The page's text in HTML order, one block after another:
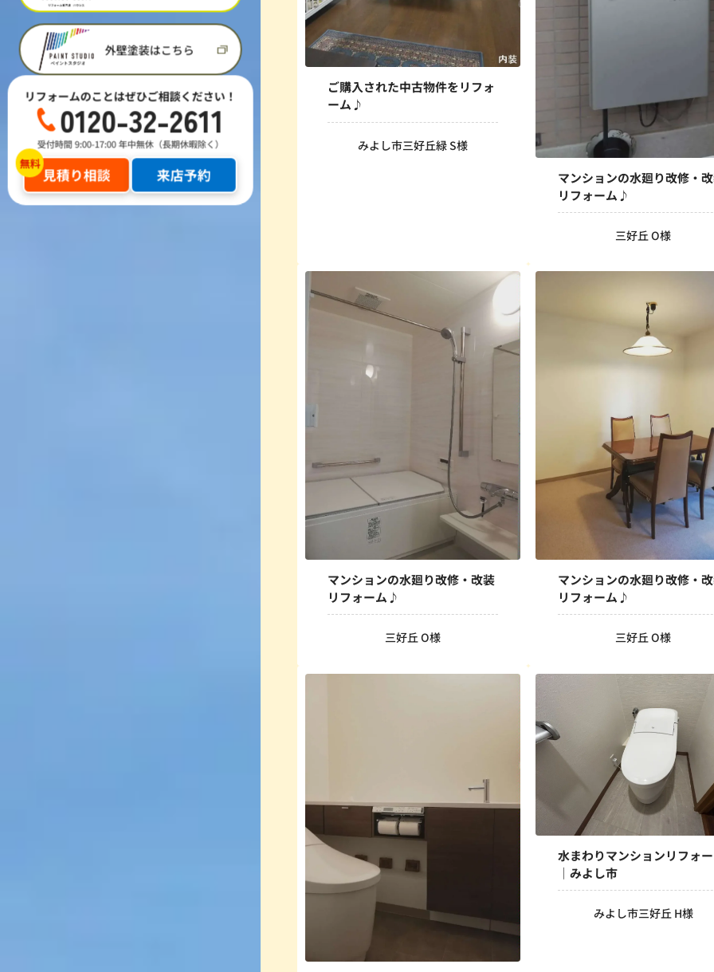
外壁塗装はこちら
リフォームのことはぜひご相談ください！
0120-32-2611
受付時間 9:00-17:00 年中無休（長期休暇除く）
見積り相談 来店予約
ご購入された中古物件をリフォ
ーム♪
みよし市三好丘緑 S様
マンションの水廻り改修・
リフォーム♪
三好丘 O様
マンションの水廻り改修・改装
リフォーム♪
三好丘 O様
マンションの水廻り改修・
リフォーム♪
三好丘 O様
水まわりマンションリフォ
｜みよし市
みよし市三好丘 H様